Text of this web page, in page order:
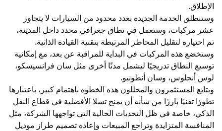
الإطلاق.
وستنطلق الخدمة الجديدة بعدد محدود من السيارات لا يتجاوز
عشر مركبات، وستعمل في نطاق جغرافي محدد داخل المدينة،
تم اختياره لتقليل المخاطر المرتبطة بتقنية القيادة الذاتية.
وستخضع هذه المركبات في البداية للمراقبة عن بعد، مع إمكانية
توسيع النطاق تدريجيًا ليشمل مدنًا أخرى مثل سان فرانسيسكو،
لوس أنجلوس، وسان أنطونيو.
ويتابع المستثمرون والمحللون هذه الخطوة باهتمام كبير، باعتبارها
تطورًا تقنيًا بارزًا من شأنه أن يمنح تسلا الأفضلية في قطاع النقل
الذكي، خاصة في ظل التحديات الحالية التي تواجهها الشركة، مثل
المنافسة المتزايدة وتراجع المبيعات وإعادة تصميم طراز موديل